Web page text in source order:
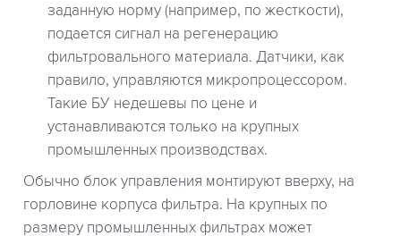
заданную норму (например, по жесткости),
подается сигнал на регенерацию
фильтровального материала. Датчики, как
правило, управляются микропроцессором.
Такие БУ недешевы по цене и
устанавливаются только на крупных
промышленных производствах.
Обычно блок управления монтируют вверху, на
горловине корпуса фильтра. На крупных по
размеру промышленных фильтрах может